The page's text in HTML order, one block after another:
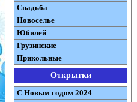
Свадьба
Новоселье
Юбилей
Грузинские
Прикольные
Открытки
С Новым годом 2024